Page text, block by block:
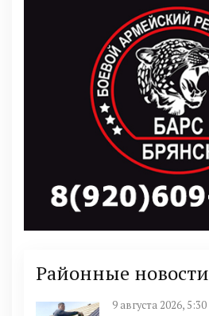
Районные новости
9 августа 2026, 5:30